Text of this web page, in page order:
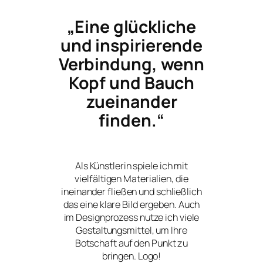
„Eine glückliche
und inspirierende
Verbindung, wenn
Kopf und Bauch
zueinander
finden.“
Als Künstlerin spiele ich mit
vielfältigen Materialien, die
ineinander fließen und schließlich
das eine klare Bild ergeben. Auch
im Designprozess nutze ich viele
Gestaltungsmittel, um Ihre
Botschaft auf den Punkt zu
bringen. Logo!